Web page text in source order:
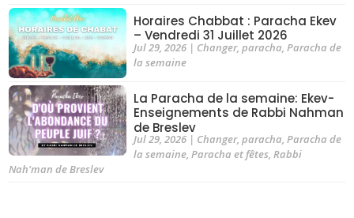
Horaires Chabbat : Paracha Ekev
– Vendredi 31 Juillet 2026
Jul 29, 2026| Changer, paracha, Paracha de
la semaine
La Paracha de la semaine: Ekev-
Enseignements de Rabbi Nahman
de Breslev
Jul 29, 2026| Changer, paracha, Paracha de
la semaine, Paracha et fêtes, Rabbi
Nah'man de Breslev